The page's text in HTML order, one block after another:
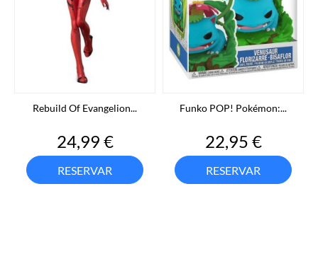
Rebuild Of Evangelion...
Precio
24,99 €
RESERVAR
Funko POP! Pokémon:...
Precio
22,95 €
RESERVAR